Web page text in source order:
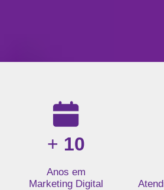
Resultados da nossa agência de
+ 10
Anos em
Marketing Digital